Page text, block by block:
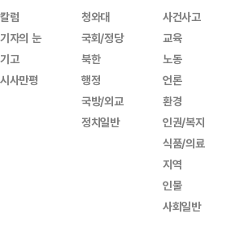
칼럼
기자의 눈
기고
시사만평
청와대
국회/정당
북한
행정
국방/외교
정치일반
사건사고
교육
노동
언론
환경
인권/복지
식품/의료
지역
인물
사회일반